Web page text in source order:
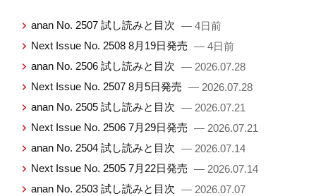
anan No. 2507 試し読みと目次 — 4日前
Next Issue No. 2508 8月19日発売 — 4日前
anan No. 2506 試し読みと目次 — 2026.07.28
Next Issue No. 2507 8月5日発売 — 2026.07.28
anan No. 2505 試し読みと目次 — 2026.07.21
Next Issue No. 2506 7月29日発売 — 2026.07.21
anan No. 2504 試し読みと目次 — 2026.07.14
Next Issue No. 2505 7月22日発売 — 2026.07.14
anan No. 2503 試し読みと目次 — 2026.07.07